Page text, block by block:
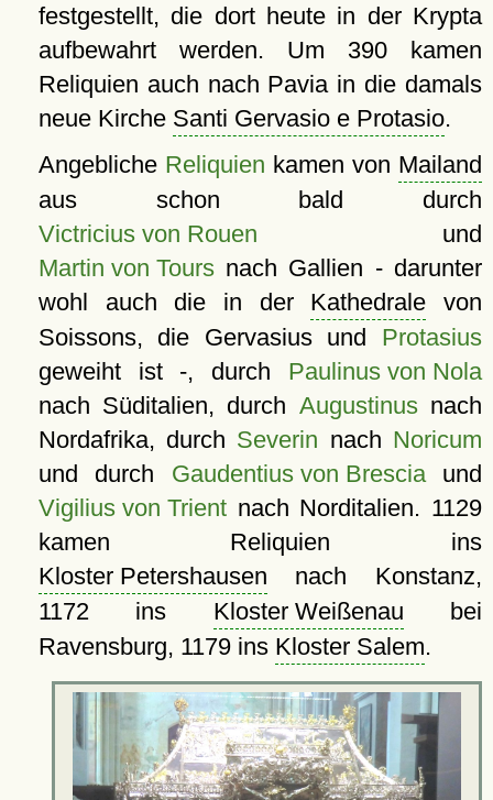
festgestellt, die dort heute in der Krypta
aufbewahrt werden. Um 390 kamen
Reliquien auch nach Pavia in die damals
neue Kirche Santi Gervasio e Protasio.
Angebliche Reliquien kamen von Mailand
aus schon bald durch
Victricius von Rouen und
Martin von Toursnach Gallien - darunter
wohl auch die in der Kathedrale von
Soissons, die Gervasius und Protasius
geweiht ist -, durch Paulinus von Nola
nach Süditalien, durch Augustinusnach
Nordafrika, durch Severin nach Noricum
und durch Gaudentius von Bresciaund
Vigilius von Trientnach Norditalien. 1129
kamen Reliquien ins
Kloster Petershausen nach Konstanz,
1172 ins Kloster Weißenau bei
Ravensburg, 1179 ins Kloster Salem.